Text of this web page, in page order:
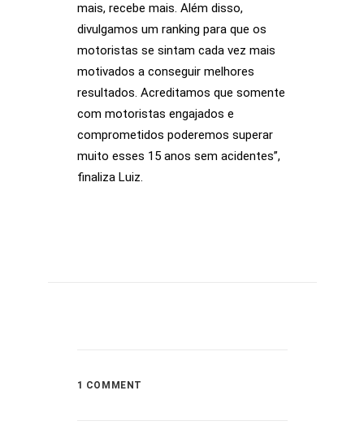
mais, recebe mais. Além disso,
divulgamos um ranking para que os
motoristas se sintam cada vez mais
motivados a conseguir melhores
resultados. Acreditamos que somente
com motoristas engajados e
comprometidos poderemos superar
muito esses 15 anos sem acidentes”,
finaliza Luiz.
1 COMMENT